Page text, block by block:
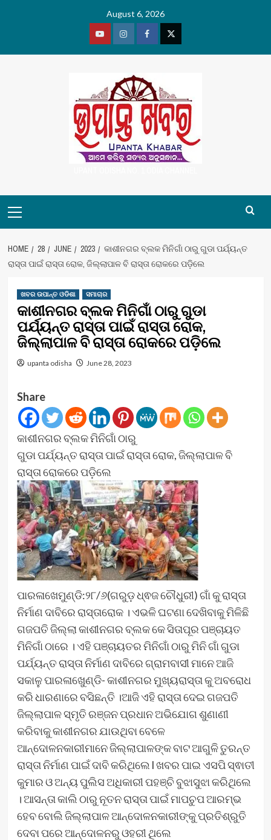
August 6, 2026
YoutubeVimeoFacebookTwitter
Menu
HOME 28 JUNE 2023
କାଶୀନଗର ବ୍ଲକ ମିନିଗାଁ ଠାରୁ ଗୁଡା ପର୍ଯ୍ୟନ୍ତ
ରାସ୍ତା ପାଇଁ ରାସ୍ତା ରୋକ, ଜିଲ୍ଲାପାଳ ବି ରାସ୍ତା ରୋକରେ ପଡ଼ିଲେ
ଖବର ଉପାନ୍ତ ଓଡିଶା ସମାଚାର
କାଶୀନଗର ବ୍ଲକ ମିନିଗାଁ ଠାରୁ ଗୁଡା
ପର୍ଯ୍ୟନ୍ତ ରାସ୍ତା ପାଇଁ ରାସ୍ତା ରୋକ,
ଜିଲ୍ଲାପାଳ ବି ରାସ୍ତା ରୋକରେ ପଡ଼ିଲେ
upanta odisha June 28, 2023
Share
କାଶୀନଗର ବ୍ଲକ ମିନିଗାଁ ଠାରୁ
ଗୁଡା ପର୍ଯ୍ୟନ୍ତ ରାସ୍ତା ପାଇଁ ରାସ୍ତା ରୋକ, ଜିଲ୍ଲାପାଳ ବି
ରାସ୍ତା ରୋକରେ ପଡ଼ିଲେ
ପାରଳାଖେମୁଣ୍ଡି:୨୮/୬(ଗରୁଡ଼ ଧ୍ଵଜ ଚୌଧୁରୀ) ଗାଁ କୁ ରାସ୍ତା
ନିର୍ମାଣ ଦାବିରେ ରାସ୍ତାରୋକ । ଏଭଳି ଘଟଣା ଦେଖିବାକୁ ମିଳିଛି
ଗଜପତି ଜିଲ୍ଲା କାଶୀନଗର ବ୍ଲକ କେ ସିତାପୂର ପଞ୍ଚାୟତ
ମିନିଗାଁ ଠାରେ । ଏହି ପଞ୍ଚାୟତର ମିନିଗାଁ ଠାରୁ ମିନି ଗାଁ ଗୁଡା
ପର୍ଯ୍ୟନ୍ତ ରାସ୍ତା ନିର୍ମାଣ ଦାବିରେ ଗ୍ରାମବାସୀ ମାନେ ଆଜି
ସକାଳୁ ପାରଳାଖେୁଣ୍ଡି- କାଶୀନଗର ମୁଖ୍ୟରାସ୍ତା କୁ ଅବରୋଧ
କରି ଧାରଣାରେ ବସିଛନ୍ତି ।ଆଜି ଏହି ରାସ୍ତା ଦେଇ ଗଜପତି
ଜିଲ୍ଲାପାଳ ସ୍ମୃତି ରଞ୍ଜନ ପ୍ରଧାନ ଅଭିଯୋଗ ଶୁଣାଣୀ
କରିବାକୁ କାଶୀନଗର ଯାଉଥିବା ବେଳେ
ଆନ୍ଦୋଳନକାରୀମାନେ ଜିଲ୍ଲାପାଳଙ୍କ ବାଟ ଆଗୁଳି ତୁରନ୍ତ
ରାସ୍ତା ନିର୍ମାଣ ପାଇଁ ଦାବି କରିଥିଲେ l ଖବର ପାଇ ଏସପି ସ୍ଵାତୀ
କୁମାର ଓ ଅନ୍ୟ ପୁଲିସ ଅଧିକାରୀ ପହଞ୍ଚି ବୁଝାସୁଝା କରିଥିଲେ
। ଆସନ୍ତା କାଲି ଠାରୁ ନୂତନ ରାସ୍ତା ପାଇଁ ମାପଚୁପ ଆରମ୍ଭ
ହେବ ବୋଲି ଜିଲ୍ଲାପାଳ ଆନ୍ଦୋଳନକାରୀଙ୍କୁ ପ୍ରତିଶ୍ରୁତି
ଦେବା ପରେ ଆନ୍ଦୋଳନରୁ ଓହରୀ ଥିଲେ